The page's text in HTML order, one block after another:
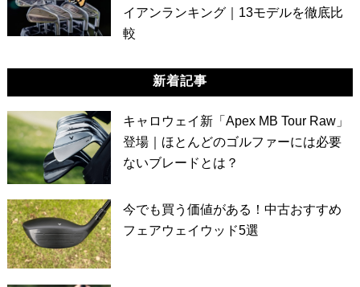
イアンランキング｜13モデルを徹底比
較
新着記事
キャロウェイ新「Apex MB Tour Raw」
登場｜ほとんどのゴルファーには必要
ないブレードとは？
今でも買う価値がある！中古おすすめ
フェアウェイウッド5選